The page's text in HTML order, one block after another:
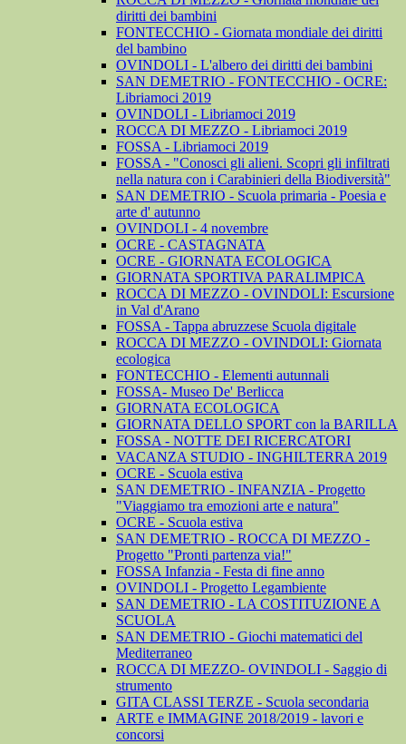
diritti dei bambini
FONTECCHIO - Giornata mondiale dei diritti
del bambino
OVINDOLI - L'albero dei diritti dei bambini
SAN DEMETRIO - FONTECCHIO - OCRE:
Libriamoci 2019
OVINDOLI - Libriamoci 2019
ROCCA DI MEZZO - Libriamoci 2019
FOSSA - Libriamoci 2019
FOSSA - "Conosci gli alieni. Scopri gli infiltrati
nella natura con i Carabinieri della Biodiversità"
SAN DEMETRIO - Scuola primaria - Poesia e
arte d' autunno
OVINDOLI - 4 novembre
OCRE - CASTAGNATA
OCRE - GIORNATA ECOLOGICA
GIORNATA SPORTIVA PARALIMPICA
ROCCA DI MEZZO - OVINDOLI: Escursione
in Val d'Arano
FOSSA - Tappa abruzzese Scuola digitale
ROCCA DI MEZZO - OVINDOLI: Giornata
ecologica
FONTECCHIO - Elementi autunnali
FOSSA- Museo De' Berlicca
GIORNATA ECOLOGICA
GIORNATA DELLO SPORT con la BARILLA
FOSSA - NOTTE DEI RICERCATORI
VACANZA STUDIO - INGHILTERRA 2019
OCRE - Scuola estiva
SAN DEMETRIO - INFANZIA - Progetto
"Viaggiamo tra emozioni arte e natura"
OCRE - Scuola estiva
SAN DEMETRIO - ROCCA DI MEZZO -
Progetto "Pronti partenza via!"
FOSSA Infanzia - Festa di fine anno
OVINDOLI - Progetto Legambiente
SAN DEMETRIO - LA COSTITUZIONE A
SCUOLA
SAN DEMETRIO - Giochi matematici del
Mediterraneo
ROCCA DI MEZZO- OVINDOLI - Saggio di
strumento
GITA CLASSI TERZE - Scuola secondaria
ARTE e IMMAGINE 2018/2019 - lavori e
concorsi